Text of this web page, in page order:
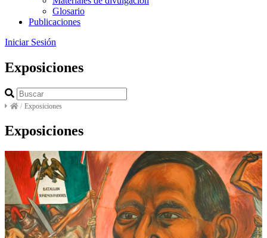
Glosario
Publicaciones
Iniciar Sesión
Exposiciones
/ Exposiciones
Exposiciones